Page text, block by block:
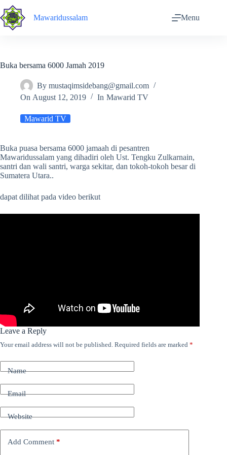
Skip
to
content
Mawaridussalam Menu
Buka bersama 6000 Jamah 2019
By mustaqimsidebang@gmail.com
On August 12, 2019 In Mawarid TV
Mawarid TV
Buka puasa bersama 6000 jamaah di pesantren
Mawaridussalam yang dihadiri oleh Ust. Tengku Zulkarnain,
santri dan wali santri, warga sekitar, dan tokoh-tokoh besar di
Sumatera Utara..
dapat dilihat pada video berikut
Leave a Reply
Your email address will not be published. Required fields are marked *
Name
Email
Website
Add Comment *